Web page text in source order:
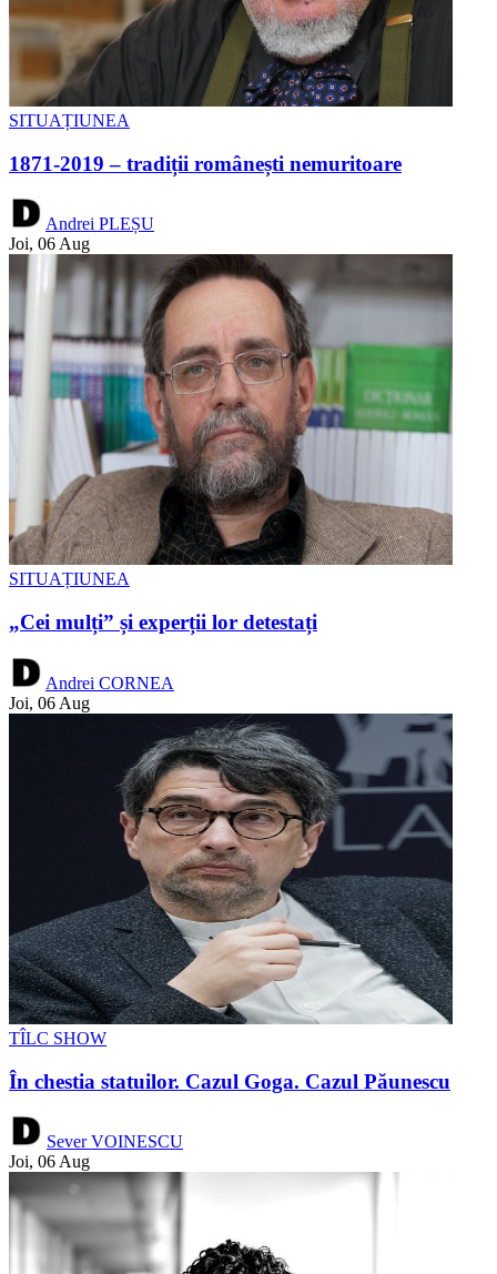
SITUAȚIUNEA
1871-2019 – tradiții românești nemuritoare
Andrei PLEȘU
Joi, 06 Aug
SITUAȚIUNEA
„Cei mulți” și experții lor detestați
Andrei CORNEA
Joi, 06 Aug
TÎLC SHOW
În chestia statuilor. Cazul Goga. Cazul Păunescu
Sever VOINESCU
Joi, 06 Aug